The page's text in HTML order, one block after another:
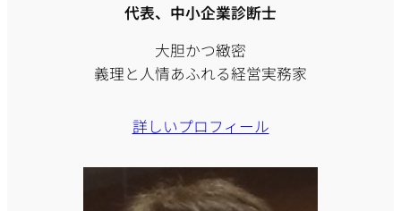
代表、中小企業診断士
大胆かつ緻密
義理と人情あふれる経営実務家
詳しいプロフィール